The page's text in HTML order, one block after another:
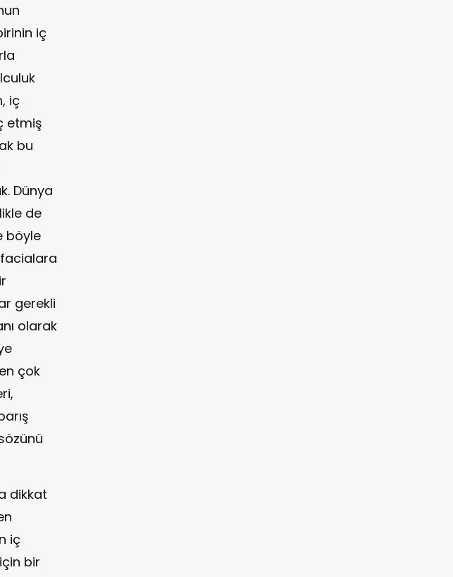
iç
iç
etmiş
bu
Dünya
de
böyle
gerekli
olarak
çok
dikkat
iç
bir